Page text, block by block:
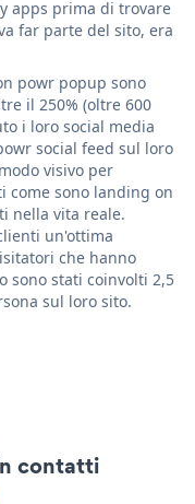
apps prima di trovare
far parte del sito, era
powr popup sono
il 250% (oltre 600
i loro social media
social feed sul loro
visivo per
come sono landing on
nella vita reale.
un'ottima
che hanno
sono stati coinvolti 2,5
sul loro sito.
contatti